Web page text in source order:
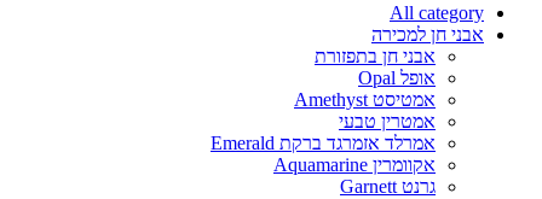
All category
אבני חן למכירה
אבני חן בתפזורת
אופל Opal
אמטיסט Amethyst
אמטרין טבעי
אמרלד אזמרגד ברקת Emerald
אקוומרין Aquamarine
גרנט Garnett